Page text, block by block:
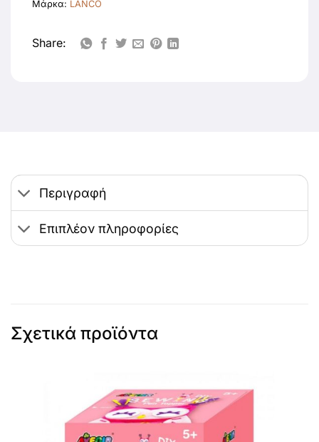
Μάρκα: LANCO
Share:
Περιγραφή
Επιπλέον πληροφορίες
Σχετικά προϊόντα